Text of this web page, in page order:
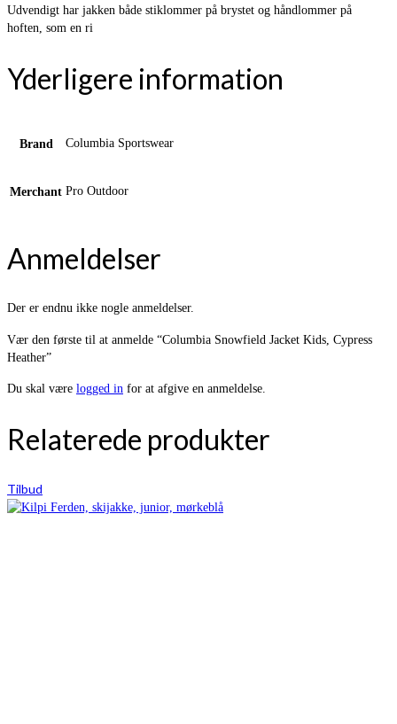
Udvendigt har jakken både stiklommer på brystet og håndlommer på
hoften, som en ri
Yderligere information
Brand Columbia Sportswear
Merchant Pro Outdoor
Anmeldelser
Der er endnu ikke nogle anmeldelser.
Vær den første til at anmelde “Columbia Snowfield Jacket Kids, Cypress
Heather”
Du skal være logged in for at afgive en anmeldelse.
Relaterede produkter
Tilbud